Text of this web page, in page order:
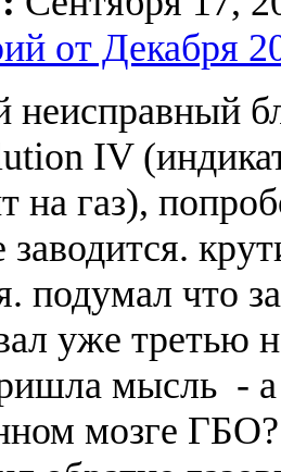
от Декабря
неисправный
IV
на газ),
подумал что
уже третью
мысль -
мозге